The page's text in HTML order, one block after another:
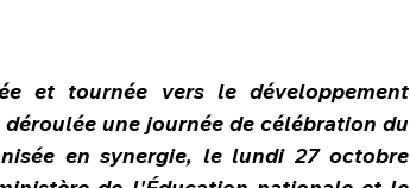
et tournée vers le développement
une journée de célébration du
en synergie, le lundi 27 octobre